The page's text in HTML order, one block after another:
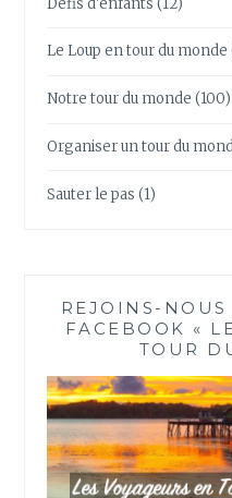
Le Loup en tour du monde
Notre tour du monde (100)
Organiser un tour du
Sauter le pas (1)
REJOINS-
FACEBOOK «
TOUR